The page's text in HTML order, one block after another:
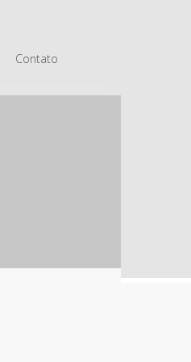
Contato